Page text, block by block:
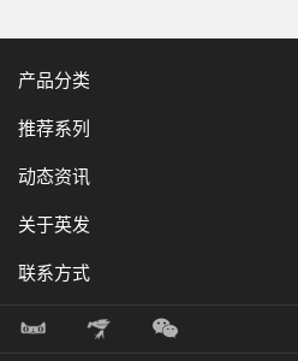
产品分类
推荐系列
动态资讯
关于英发
联系方式